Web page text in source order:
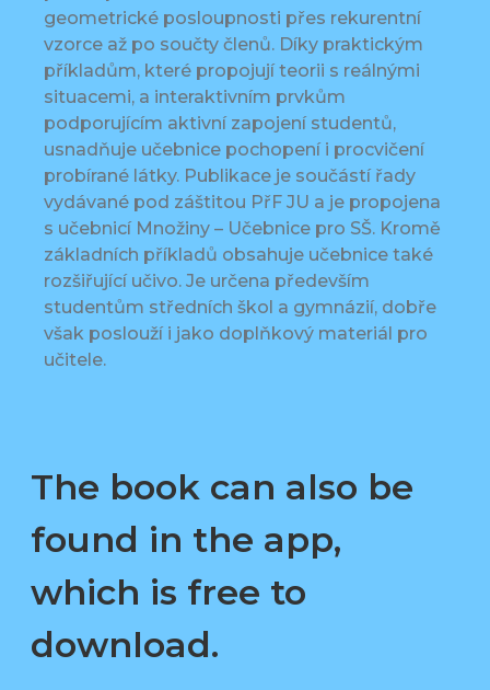
geometrické posloupnosti přes rekurentní
vzorce až po součty členů. Díky praktickým
příkladům, které propojují teorii s reálnými
situacemi, a interaktivním prvkům
podporujícím aktivní zapojení studentů,
usnadňuje učebnice pochopení i procvičení
probírané látky. Publikace je součástí řady
vydávané pod záštitou PřF JU a je propojena
s učebnicí Množiny – Učebnice pro SŠ. Kromě
základních příkladů obsahuje učebnice také
rozšiřující učivo. Je určena především
studentům středních škol a gymnázií, dobře
však poslouží i jako doplňkový materiál pro
učitele.
The book can also be
found in the app,
which is free to
download.